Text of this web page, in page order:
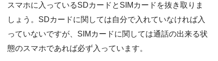
スマホに入っているSDカードとSIMカードを抜き取りま
しょう。SDカードに関しては自分で入れていなければ入
っていないですが、SIMカードに関しては通話の出来る状
態のスマホであれば必ず入っています。